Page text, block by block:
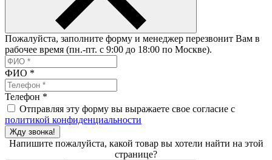
Пожалуйста, заполните форму и менеджер перезвонит Вам в
рабочее время (пн.-пт. с 9:00 до 18:00 по Москве).
ФИО *
Телефон *
Отправляя эту форму вы выражаете свое согласие с
политикой конфиденциальности
Жду звонка!
Напишите пожалуйста, какой товар вы хотели найти на этой
странице?